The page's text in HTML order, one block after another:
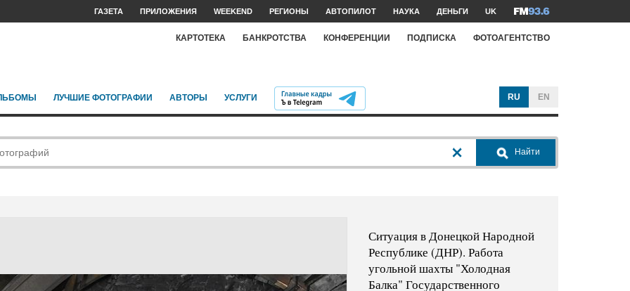
ГАЗЕТА ПРИЛОЖЕНИЯ WEEKEND РЕГИОНЫ АВТОПИЛОТ НАУКА ДЕНЬГИ UK
КАРТОТЕКА БАНКРОТСТВА КОНФЕРЕНЦИИ ПОДПИСКА ФОТОАГЕНТСТВО
ЛУЧШИЕ ФОТОГРАФИИ АВТОРЫ УСЛУГИ RU EN
Найти
Ситуация в Донецкой Народной
Республике (ДНР). Работа
угольной шахты "Холодная
Балка" Государственного